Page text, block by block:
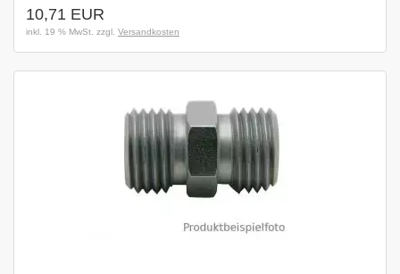
10,71 EUR
inkl. 19 % MwSt. zzgl. Versandkosten